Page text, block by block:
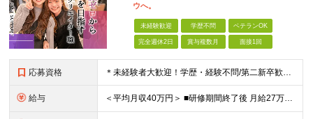
ウへ。
未経験歓迎 学歴不問 ベテランOK
完全週休2日 賞与複数月 面接1回
応募資格 ＊未経験者大歓迎！学歴・経験不問/第二新卒歓迎/約1年間の充実研修/WEB面接可能＊ ▼未経験歓迎＆完全ポテンシャル採用！▼ 基礎のキソから学べる研修があるので経験は一切不問！ 面接では「あなたの
給与 ＜平均月収40万円＞ ■研修期間終了後 月給27万円～80万円＋賞与1回＋各種手当＋インセンティブ ※試用期間中は月給22万円～（スキル経験によって変動あり）となります。 その後は実力により給与が